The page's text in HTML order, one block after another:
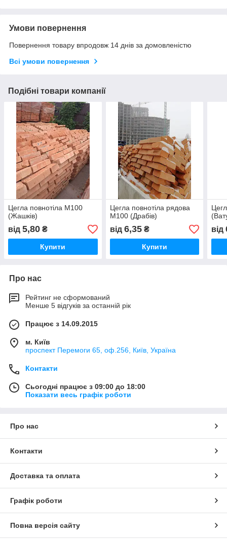
Умови повернення
Повернення товару впродовж 14 днів за домовленістю
Всі умови повернення
Подібні товари компанії
Цегла повнотіла М100
(Жашків)
від 5,80 ₴
Купити
Цегла повнотіла рядова
М100 (Драбів)
від 6,35₴
Купити
від
Про нас
Рейтинг не сформований
Менше 5 відгуків за останній рік
Працює з 14.09.2015
м. Київ
проспект Перемоги 65, оф.256, Київ, Україна
Контакти
Сьогодні працює з 09:00 до 18:00
Показати весь графік роботи
Про нас
Контакти
Доставка та оплата
Графік роботи
Повна версія сайту